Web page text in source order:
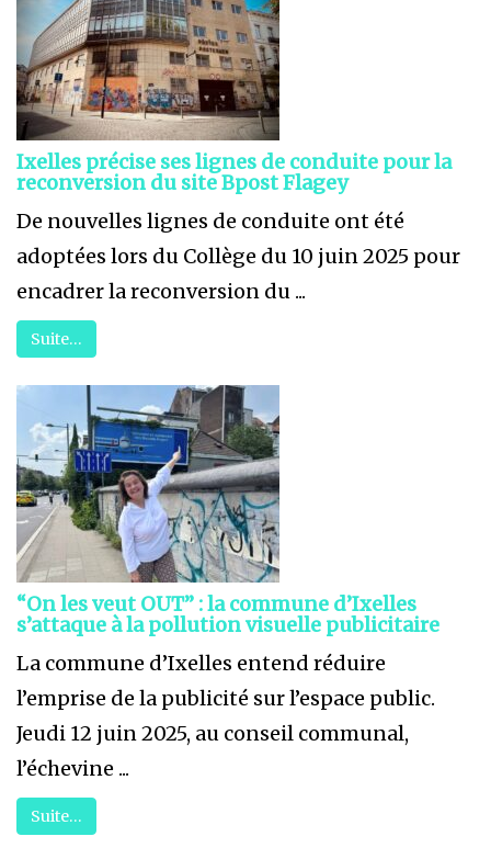
Ixelles précise ses lignes de conduite pour la
reconversion du site Bpost Flagey
De nouvelles lignes de conduite ont été
adoptées lors du Collège du 10 juin 2025 pour
encadrer la reconversion du ...
Suite…
“On les veut OUT” : la commune d’Ixelles
s’attaque à la pollution visuelle publicitaire
La commune d’Ixelles entend réduire
l’emprise de la publicité sur l’espace public.
Jeudi 12 juin 2025, au conseil communal,
l’échevine ...
Suite…